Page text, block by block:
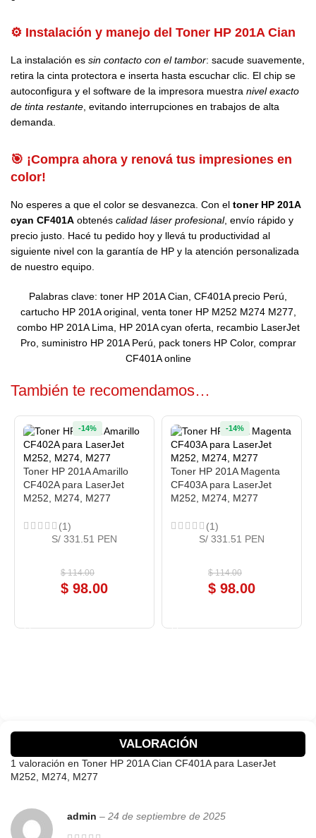
⚙️ Instalación y manejo del Toner HP 201A Cian
La instalación es sin contacto con el tambor: sacude suavemente,
retira la cinta protectora e inserta hasta escuchar clic. El chip se
autoconfigura y el software de la impresora muestra nivel exacto
de tinta restante , evitando interrupciones en trabajos de alta
demanda.
🎯 ¡Compra ahora y renová tus impresiones en
color!
No esperes a que el color se desvanezca. Con el toner HP 201A
cyan CF401A obtenés calidad láser profesional, envío rápido y
precio justo. Hacé tu pedido hoy y llevá tu productividad al
siguiente nivel con la garantía de HP y la atención personalizada
de nuestro equipo.
Palabras clave: toner HP 201A Cian, CF401A precio Perú,
cartucho HP 201A original, venta toner HP M252 M274 M277,
combo HP 201A Lima, HP 201A cyan oferta, recambio LaserJet
Pro, suministro HP 201A Perú, pack toners HP Color, comprar
CF401A online
También te recomendamos…
Toner HP 201A Amarillo
CF402A para LaserJet
M252, M274, M277
(1)
$114.00
$ 98.00
-14%
S/ 331.51 PEN
Toner HP 201A Magenta
CF403A para LaserJet
M252, M274, M277
(1)
$114.00
$ 98.00
-14%
S/ 331.51 PEN
VALORACIÓN
1 valoración en Toner HP 201A Cian CF401A para LaserJet
M252, M274, M277
admin – 24 de septiembre de 2025